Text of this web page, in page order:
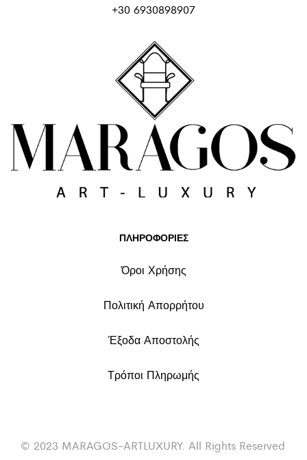
+30 6930898907
ΠΛΗΡΟΦΟΡΙΕΣ
Όροι Χρήσης
Πολιτική Απορρήτου
Έξοδα Αποστολής
Τρόποι Πληρωμής
© 2023 MARAGOS-ARTLUXURY. All Rights Reserved